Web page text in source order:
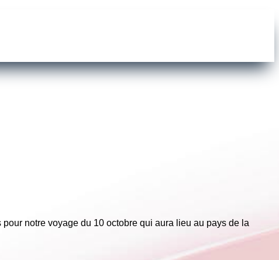
notre voyage du 10 octobre qui aura lieu au pays de la